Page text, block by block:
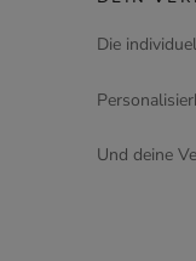
Die
Und deine